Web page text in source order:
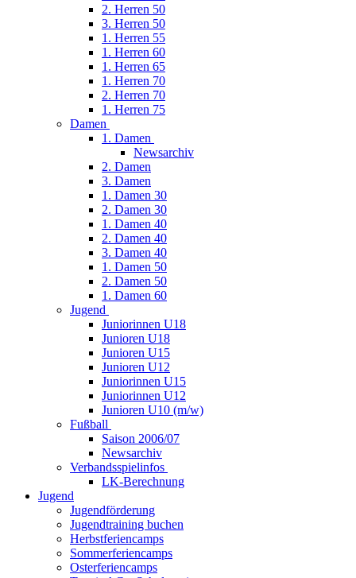
2. Herren 50
3. Herren 50
1. Herren 55
1. Herren 60
1. Herren 65
1. Herren 70
2. Herren 70
1. Herren 75
Damen
1. Damen
Newsarchiv
2. Damen
3. Damen
1. Damen 30
2. Damen 30
1. Damen 40
2. Damen 40
3. Damen 40
1. Damen 50
2. Damen 50
1. Damen 60
Jugend
Juniorinnen U18
Junioren U18
Junioren U15
Junioren U12
Juniorinnen U15
Juniorinnen U12
Junioren U10 (m/w)
Fußball
Saison 2006/07
Newsarchiv
Verbandsspielinfos
LK-Berechnung
Jugend
Jugendförderung
Jugendtraining buchen
Herbstferiencamps
Sommerferiencamps
Osterferiencamps